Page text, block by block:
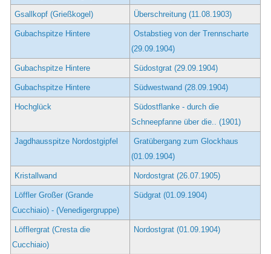
Gsallkopf (Grießkogel) Überschreitung (11.08.1903)
Gubachspitze Hintere
Ostabstieg von der Trennscharte
(29.09.1904)
Gubachspitze Hintere Südostgrat (29.09.1904)
Gubachspitze Hintere Südwestwand (28.09.1904)
Hochglück
Südostflanke - durch die
Schneepfanne über die.. (1901)
Jagdhausspitze Nordostgipfel
Gratübergang zum Glockhaus
(01.09.1904)
Kristallwand Nordostgrat (26.07.1905)
Löffler Großer (Grande
Cucchiaio) - (Venedigergruppe)
Südgrat (01.09.1904)
Löfflergrat (Cresta die
Cucchiaio)
Nordostgrat (01.09.1904)